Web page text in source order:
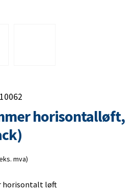
horisontalløft,
mva)
horisontalt løft